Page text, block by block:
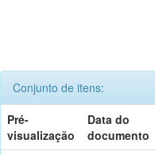
Conjunto de itens:
Pré-
visualização
Data do
documento